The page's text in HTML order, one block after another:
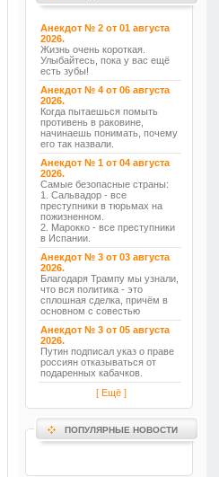
Анекдот № 2 от 01 августа
2026.
Жизнь очень короткая.
Улыбайтесь, пока у вас ещё
есть зубы!
Анекдот № 4 от 06 августа
2026.
Когда пытаешься помыть
противень в раковине,
начинаешь понимать, почему
его так назвали.
Анекдот № 1 от 04 августа
2026.
Самые безопасные страны:
1. Сальвадор - все
преступники в тюрьмах на
пожизненном.
2. Марокко - все преступники
в Испании.
Анекдот № 3 от 03 августа
2026.
Благодаря Трампу мы узнали,
что вся политика - это
сплошная сделка, причём в
основном с совестью
Анекдот № 3 от 05 августа
2026.
Путин подписал указ о праве
россиян отказываться от
подаренных кабачков.
[ Ещё ]
ПОПУЛЯРНЫЕ НОВОСТИ